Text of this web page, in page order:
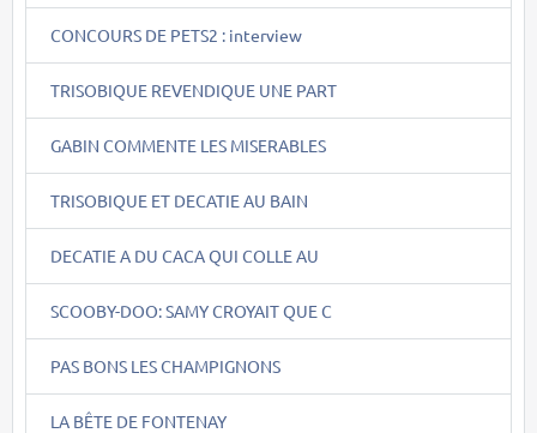
CONCOURS DE PETS2 : interview
TRISOBIQUE REVENDIQUE UNE PART
GABIN COMMENTE LES MISERABLES
TRISOBIQUE ET DECATIE AU BAIN
DECATIE A DU CACA QUI COLLE AU
SCOOBY-DOO: SAMY CROYAIT QUE C
PAS BONS LES CHAMPIGNONS
LA BÊTE DE FONTENAY